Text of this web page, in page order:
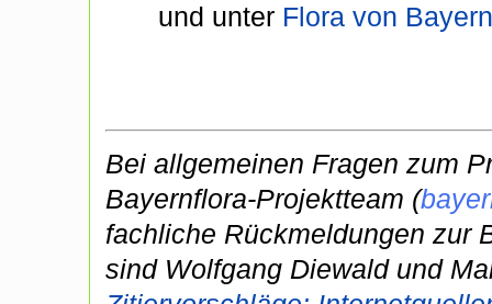
und unter Flora von
Bei allgemeinen Fragen zum
Bayernflora-Projektteam (
fachliche Rückmeldungen zur
sind Wolfgang Diewald und